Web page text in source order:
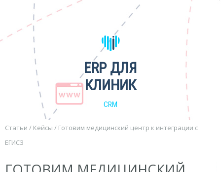
ERP ДЛЯ
КЛИНИК
CRM
Статьи / Кейсы / Готовим медицинский центр к интеграции с
ЕГИСЗ